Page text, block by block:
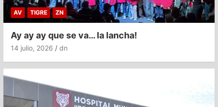
AV TIGRE ZN
Ay ay ay que se va… la lancha!
14 julio, 2026 dn